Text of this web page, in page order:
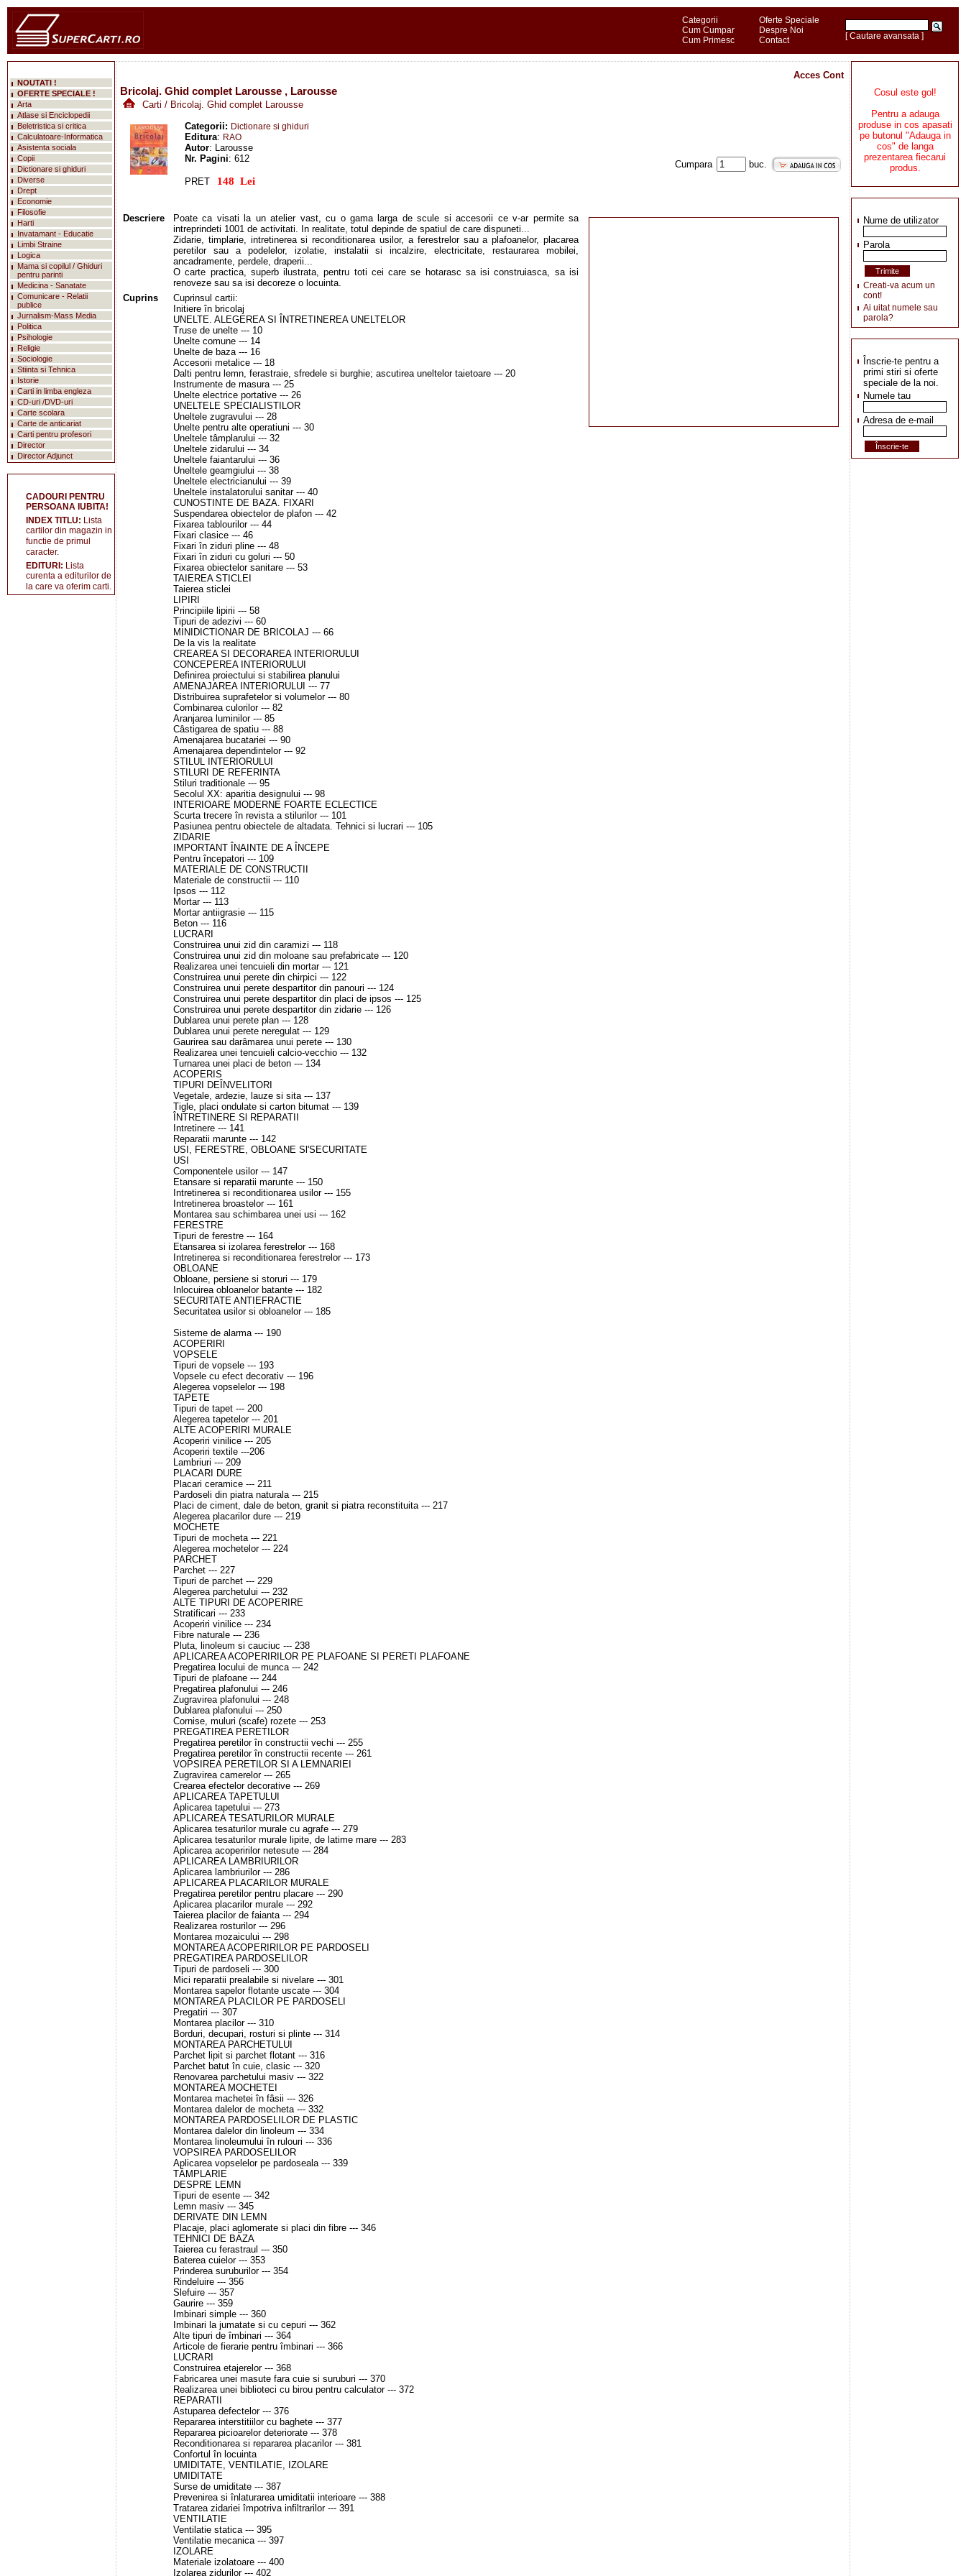
Categorii
Cum Cumpar
Cum Primesc
Oferte Speciale
Despre Noi
Contact
[ Cautare avansata ]
Acces Cont
Bricolaj. Ghid complet Larousse , Larousse
Carti / Bricolaj. Ghid complet Larousse
Categorii: Dictionare si ghiduri
Editura: RAO
Autor: Larousse
Nr. Pagini: 612
Cumpara
buc.
PRET
Descriere
Poate ca visati la un atelier vast, cu o gama larga de scule si accesorii ce v-ar permite sa
intreprindeti 1001 de activitati. In realitate, totul depinde de spatiul de care dispuneti...
Zidarie, timplarie, intretinerea si reconditionarea usilor, a ferestrelor sau a plafoanelor, placarea
peretilor sau a podelelor, izolatie, instalatii si incalzire, electricitate, restaurarea mobilei,
ancadramente, perdele, draperii...
O carte practica, superb ilustrata, pentru toti cei care se hotarasc sa isi construiasca, sa isi
renoveze sau sa isi decoreze o locuinta.
Cuprins
Cuprinsul cartii:
Initiere în bricolaj
UNELTE. ALEGEREA SI ÎNTRETINEREA UNELTELOR
Truse de unelte --- 10
Unelte comune --- 14
Unelte de baza --- 16
Accesorii metalice --- 18
Dalti pentru lemn, ferastraie, sfredele si burghie; ascutirea uneltelor taietoare --- 20
Instrumente de masura --- 25
Unelte electrice portative --- 26
UNELTELE SPECIALISTILOR
Uneltele zugravului --- 28
Unelte pentru alte operatiuni --- 30
Uneltele tâmplarului --- 32
Uneltele zidarului --- 34
Uneltele faiantarului --- 36
Uneltele geamgiului --- 38
Uneltele electricianului --- 39
Uneltele instalatorului sanitar --- 40
CUNOSTINTE DE BAZA. FIXARI
Suspendarea obiectelor de plafon --- 42
Fixarea tablourilor --- 44
Fixari clasice --- 46
Fixari în ziduri pline --- 48
Fixari în ziduri cu goluri --- 50
Fixarea obiectelor sanitare --- 53
TAIEREA STICLEI
Taierea sticlei
LIPIRI
Principiile lipirii --- 58
Tipuri de adezivi --- 60
MINIDICTIONAR DE BRICOLAJ --- 66
De la vis la realitate
CREAREA SI DECORAREA INTERIORULUI
CONCEPEREA INTERIORULUI
Definirea proiectului si stabilirea planului
AMENAJAREA INTERIORULUI --- 77
Distribuirea suprafetelor si volumelor --- 80
Combinarea culorilor --- 82
Aranjarea luminilor --- 85
Câstigarea de spatiu --- 88
Amenajarea bucatariei --- 90
Amenajarea dependintelor --- 92
STILUL INTERIORULUI
STILURI DE REFERINTA
Stiluri traditionale --- 95
Secolul XX: aparitia designului --- 98
INTERIOARE MODERNE FOARTE ECLECTICE
Scurta trecere în revista a stilurilor --- 101
Pasiunea pentru obiectele de altadata. Tehnici si lucrari --- 105
ZIDARIE
IMPORTANT ÎNAINTE DE A ÎNCEPE
Pentru începatori --- 109
MATERIALE DE CONSTRUCTII
Materiale de constructii --- 110
Ipsos --- 112
Mortar --- 113
Mortar antiigrasie --- 115
Beton --- 116
LUCRARI
Construirea unui zid din caramizi --- 118
Construirea unui zid din moloane sau prefabricate --- 120
Realizarea unei tencuieli din mortar --- 121
Construirea unui perete din chirpici --- 122
Construirea unui perete despartitor din panouri --- 124
Construirea unui perete despartitor din placi de ipsos --- 125
Construirea unui perete despartitor din zidarie --- 126
Dublarea unui perete plan --- 128
Dublarea unui perete neregulat --- 129
Gaurirea sau darâmarea unui perete --- 130
Realizarea unei tencuieli calcio-vecchio --- 132
Turnarea unei placi de beton --- 134
ACOPERIS
TIPURI DEÎNVELITORI
Vegetale, ardezie, lauze si sita --- 137
Tigle, placi ondulate si carton bitumat --- 139
ÎNTRETINERE Sl REPARATII
Intretinere --- 141
Reparatii marunte --- 142
USI, FERESTRE, OBLOANE Sl'SECURITATE
USI
Componentele usilor --- 147
Etansare si reparatii marunte --- 150
Intretinerea si reconditionarea usilor --- 155
Intretinerea broastelor --- 161
Montarea sau schimbarea unei usi --- 162
FERESTRE
Tipuri de ferestre --- 164
Etansarea si izolarea ferestrelor --- 168
Intretinerea si reconditionarea ferestrelor --- 173
OBLOANE
Obloane, persiene si storuri --- 179
Inlocuirea obloanelor batante --- 182
SECURITATE ANTIEFRACTIE
Securitatea usilor si obloanelor --- 185
Sisteme de alarma --- 190
ACOPERIRI
VOPSELE
Tipuri de vopsele --- 193
Vopsele cu efect decorativ --- 196
Alegerea vopselelor --- 198
TAPETE
Tipuri de tapet --- 200
Alegerea tapetelor --- 201
ALTE ACOPERIRI MURALE
Acoperiri vinilice --- 205
Acoperiri textile ---206
Lambriuri --- 209
PLACARI DURE
Placari ceramice --- 211
Pardoseli din piatra naturala --- 215
Placi de ciment, dale de beton, granit si piatra reconstituita --- 217
Alegerea placarilor dure --- 219
MOCHETE
Tipuri de mocheta --- 221
Alegerea mochetelor --- 224
PARCHET
Parchet --- 227
Tipuri de parchet --- 229
Alegerea parchetului --- 232
ALTE TIPURI DE ACOPERIRE
Stratificari --- 233
Acoperiri vinilice --- 234
Fibre naturale --- 236
Pluta, linoleum si cauciuc --- 238
APLICAREA ACOPERIRILOR PE PLAFOANE SI PERETI PLAFOANE
Pregatirea locului de munca --- 242
Tipuri de plafoane --- 244
Pregatirea plafonului --- 246
Zugravirea plafonului --- 248
Dublarea plafonului --- 250
Cornise, muluri (scafe) rozete --- 253
PREGATIREA PERETILOR
Pregatirea peretilor în constructii vechi --- 255
Pregatirea peretilor în constructii recente --- 261
VOPSIREA PERETILOR SI A LEMNARIEI
Zugravirea camerelor --- 265
Crearea efectelor decorative --- 269
APLICAREA TAPETULUI
Aplicarea tapetului --- 273
APLICAREA TESATURILOR MURALE
Aplicarea tesaturilor murale cu agrafe --- 279
Aplicarea tesaturilor murale lipite, de latime mare --- 283
Aplicarea acoperirilor netesute --- 284
APLICAREA LAMBRIURILOR
Aplicarea lambriurilor --- 286
APLICAREA PLACARILOR MURALE
Pregatirea peretilor pentru placare --- 290
Aplicarea placarilor murale --- 292
Taierea placilor de faianta --- 294
Realizarea rosturilor --- 296
Montarea mozaicului --- 298
MONTAREA ACOPERIRILOR PE PARDOSELI
PREGATIREA PARDOSELILOR
Tipuri de pardoseli --- 300
Mici reparatii prealabile si nivelare --- 301
Montarea sapelor flotante uscate --- 304
MONTAREA PLACILOR PE PARDOSELI
Pregatiri --- 307
Montarea placilor --- 310
Borduri, decupari, rosturi si plinte --- 314
MONTAREA PARCHETULUI
Parchet lipit si parchet flotant --- 316
Parchet batut în cuie, clasic --- 320
Renovarea parchetului masiv --- 322
MONTAREA MOCHETEI
Montarea machetei în fâsii --- 326
Montarea dalelor de mocheta --- 332
MONTAREA PARDOSELILOR DE PLASTIC
Montarea dalelor din linoleum --- 334
Montarea linoleumului în rulouri --- 336
VOPSIREA PARDOSELILOR
Aplicarea vopselelor pe pardoseala --- 339
TÂMPLARIE
DESPRE LEMN
Tipuri de esente --- 342
Lemn masiv --- 345
DERIVATE DIN LEMN
Placaje, placi aglomerate si placi din fibre --- 346
TEHNICI DE BAZA
Taierea cu ferastraul --- 350
Baterea cuielor --- 353
Prinderea suruburilor --- 354
Rindeluire --- 356
Slefuire --- 357
Gaurire --- 359
Imbinari simple --- 360
Imbinari la jumatate si cu cepuri --- 362
Alte tipuri de îmbinari --- 364
Articole de fierarie pentru îmbinari --- 366
LUCRARI
Construirea etajerelor --- 368
Fabricarea unei masute fara cuie si suruburi --- 370
Realizarea unei biblioteci cu birou pentru calculator --- 372
REPARATII
Astuparea defectelor --- 376
Repararea interstitiilor cu baghete --- 377
Repararea picioarelor deteriorate --- 378
Reconditionarea si repararea placarilor --- 381
Confortul în locuinta
UMIDITATE, VENTILATIE, IZOLARE
UMIDITATE
Surse de umiditate --- 387
Prevenirea si înlaturarea umiditatii interioare --- 388
Tratarea zidariei împotriva infiltrarilor --- 391
VENTILATIE
Ventilatie statica --- 395
Ventilatie mecanica --- 397
IZOLARE
Materiale izolatoare --- 400
Izolarea zidurilor --- 402
NOUTATI !
OFERTE SPECIALE !
Arta
Atlase si Enciclopedii
Beletristica si critica
Calculatoare-Informatica
Asistenta sociala
Copii
Dictionare si ghiduri
Diverse
Drept
Economie
Filosofie
Harti
Invatamant - Educatie
Limbi Straine
Logica
Mama si copilul / Ghiduri
pentru parinti
Medicina - Sanatate
Comunicare - Relatii
publice
Jurnalism-Mass Media
Politica
Psihologie
Religie
Sociologie
Stiinta si Tehnica
Istorie
Carti in limba engleza
CD-uri /DVD-uri
Carte scolara
Carte de anticariat
Carti pentru profesori
Director
Director Adjunct
CADOURI PENTRU
PERSOANA IUBITA!
INDEX TITLU: Lista
cartilor din magazin in
functie de primul
caracter.
EDITURI: Lista
curenta a editurilor de
la care va oferim carti.
Cosul este gol!
Pentru a adauga
produse in cos apasati
pe butonul "Adauga in
cos" de langa
prezentarea fiecarui
produs.
Nume de utilizator
Parola
Creati-va acum un
cont!
Ai uitat numele sau
parola?
Înscrie-te pentru a
primi stiri si oferte
speciale de la noi.
Numele tau
Adresa de e-mail